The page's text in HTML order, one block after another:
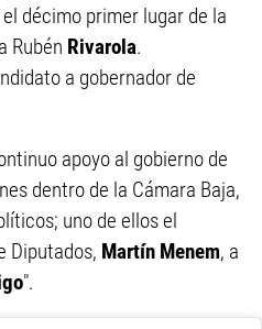
décimo primer lugar de la
Rubén Rivarola.
a gobernador de
apoyo al gobierno de
dentro de la Cámara Baja,
uno de ellos el
Diputados, Martín Menem, a
".